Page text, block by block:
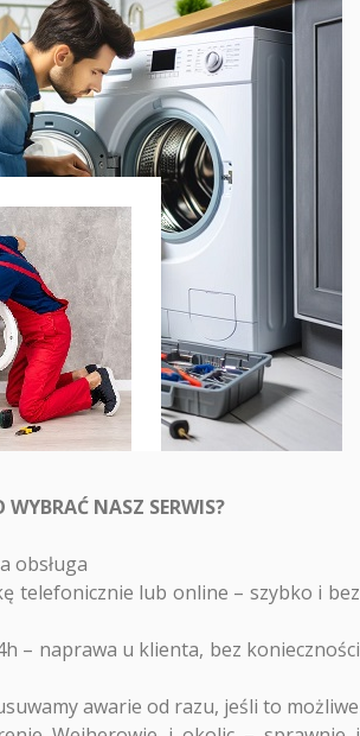
NASZ SERWIS?
obsługa
telefonicznie lub online – szybko i bez
– naprawa u klienta, bez konieczności
awarie od razu, jeśli to możliwe